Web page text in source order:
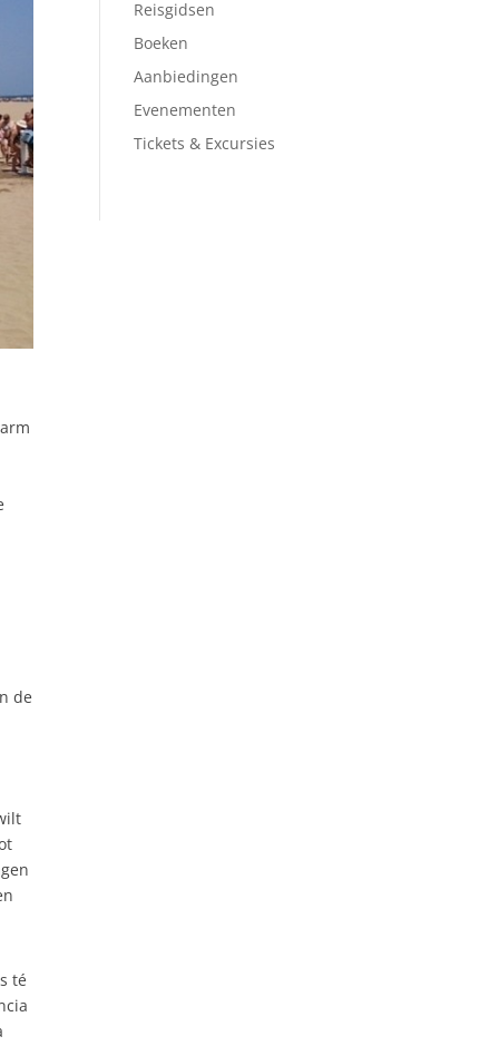
de
té
Reisgidsen
Boeken
Aanbiedingen
Evenementen
Tickets & Excursies